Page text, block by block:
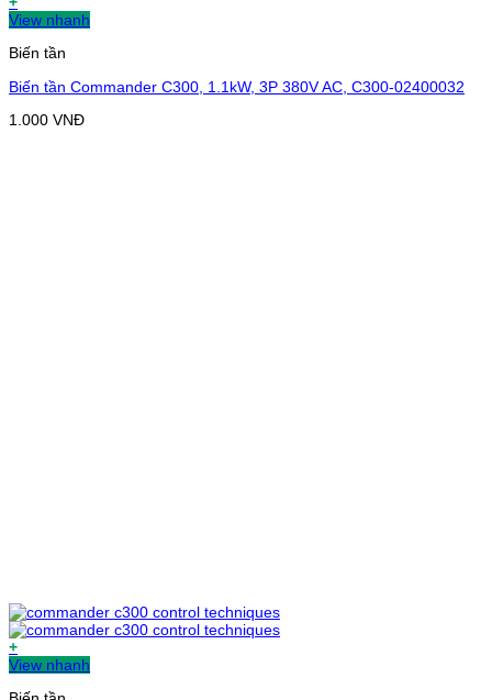
View nhanh
Biến tần
Biến tần Commander C300, 1.1kW, 3P 380V AC, C300-02400032
1.000 VNĐ
+
View nhanh